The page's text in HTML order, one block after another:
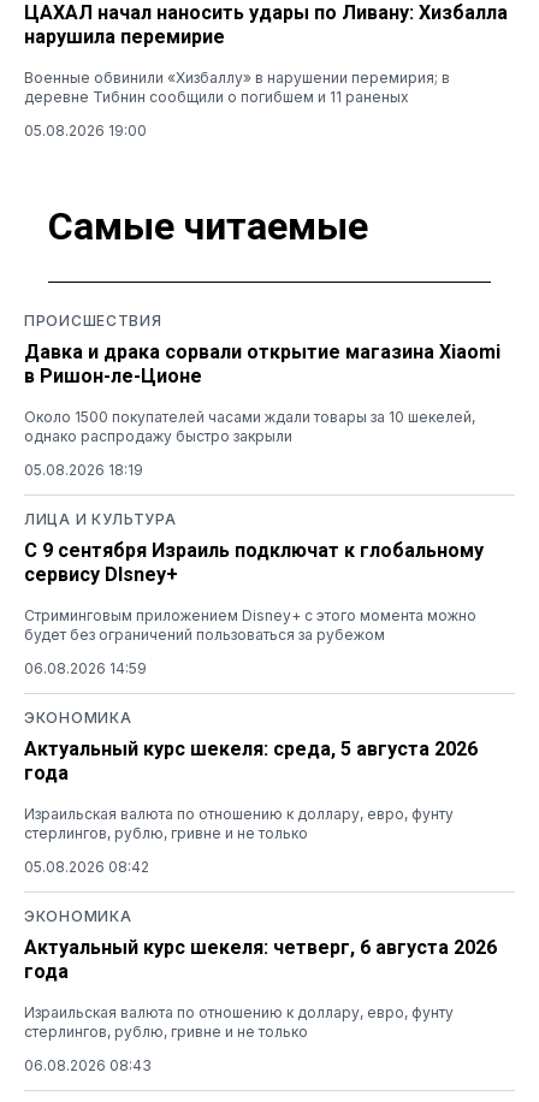
ЦАХАЛ начал наносить удары по Ливану: Хизбалла
нарушила перемирие
Военные обвинили «Хизбаллу» в нарушении перемирия; в
деревне Тибнин сообщили о погибшем и 11 раненых
05.08.2026 19:00
Самые читаемые
ПРОИСШЕСТВИЯ
Давка и драка сорвали открытие магазина Xiaomi
в Ришон-ле-Ционе
Около 1500 покупателей часами ждали товары за 10 шекелей,
однако распродажу быстро закрыли
05.08.2026 18:19
ЛИЦА И КУЛЬТУРА
С 9 сентября Израиль подключат к глобальному
сервису DIsney+
Стриминговым приложением Disney+ с этого момента можно
будет без ограничений пользоваться за рубежом
06.08.2026 14:59
ЭКОНОМИКА
Актуальный курс шекеля: среда, 5 августа 2026
года
Израильская валюта по отношению к доллару, евро, фунту
стерлингов, рублю, гривне и не только
05.08.2026 08:42
ЭКОНОМИКА
Актуальный курс шекеля: четверг, 6 августа 2026
года
Израильская валюта по отношению к доллару, евро, фунту
стерлингов, рублю, гривне и не только
06.08.2026 08:43